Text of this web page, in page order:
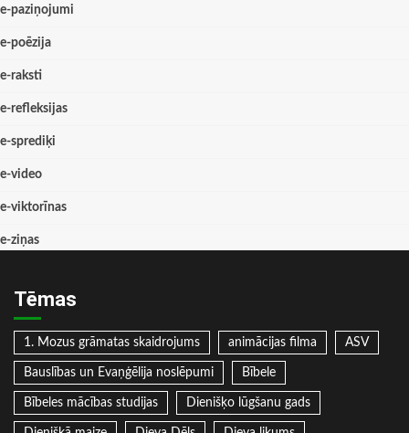
e-paziņojumi
e-poēzija
e-raksti
e-refleksijas
e-sprediķi
e-video
e-viktorīnas
e-ziņas
Tēmas
1. Mozus grāmatas skaidrojums animācijas filma ASV
Bauslības un Evaņģēlija noslēpumi Bībele
Bībeles mācības studijas Dienišķo lūgšanu gads